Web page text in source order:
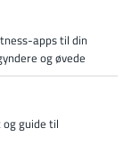
apps til din
og øvede
guide til